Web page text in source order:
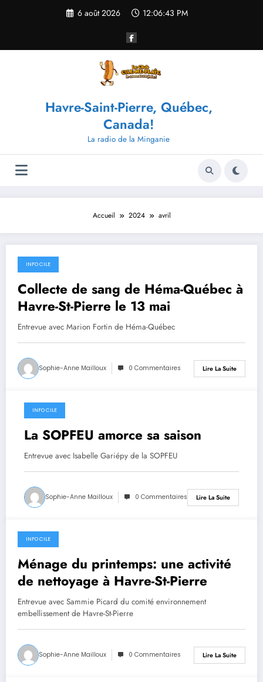
6 août 2026 12:06:43 PM
Havre-Saint-Pierre, Québec,
Canada!
La radio de la Minganie
Accueil 2024 avril
30 avril 2024
INFO CILE
Collecte de sang de Héma-Québec à
Havre-St-Pierre le 13 mai
Entrevue avec Marion Fortin de Héma-Québec
Sophie-Anne Mailloux 0 Commentaires Lire La Suite
30 avril 2024
INFO CILE
La SOPFEU amorce sa saison
Entrevue avec Isabelle Gariépy de la SOPFEU
Sophie-Anne Mailloux 0 Commentaires Lire La Suite
29 avril 2024
INFO CILE
Ménage du printemps: une activité
de nettoyage à Havre-St-Pierre
Entrevue avec Sammie Picard du comité environnement
embellissement de Havre-St-Pierre
Sophie-Anne Mailloux 0 Commentaires Lire La Suite